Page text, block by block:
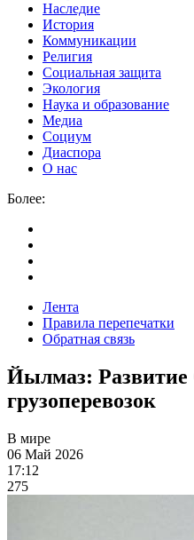
Наследие
История
Коммуникации
Религия
Социальная защита
Экология
Наука и образование
Медиа
Социум
Диаспора
О нас
Более:
Лента
Правила перепечатки
Обратная связь
Йылмаз: Развитие
грузоперевозок
В мире
06 Май 2026
17:12
275